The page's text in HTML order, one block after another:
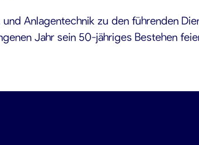
Anlagentechnik zu den führenden
Jahr sein 50-jähriges Bestehen